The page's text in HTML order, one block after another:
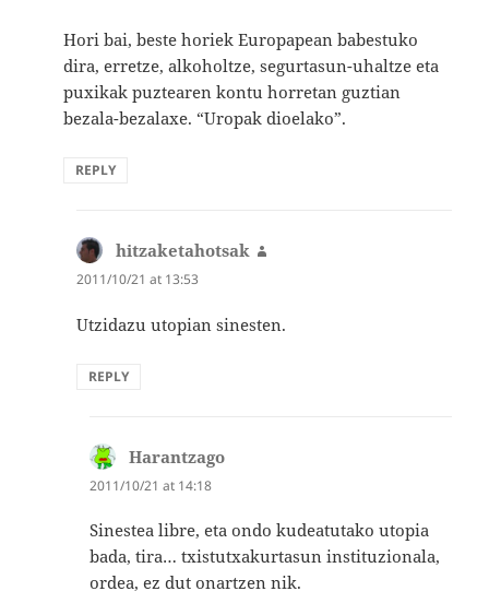
Hori bai, beste horiek Europapean babestuko
dira, erretze, alkoholtze, segurtasun-uhaltze eta
puxikak puztearen kontu horretan guztian
bezala-bezalaxe. “Uropak dioelako”.
REPLY
hitzaketahotsak
2011/10/21 at 13:53
Utzidazu utopian sinesten.
REPLY
Harantzago
2011/10/21 at 14:18
Sinestea libre, eta ondo kudeatutako utopia
bada, tira… txistutxakurtasun instituzionala,
ordea, ez dut onartzen nik.